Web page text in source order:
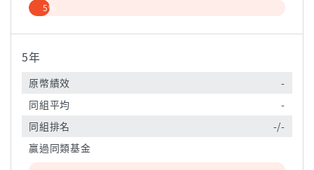
5%
5年
原幣績效
-
同組平均
-
同組排名
-/-
贏過同類基金